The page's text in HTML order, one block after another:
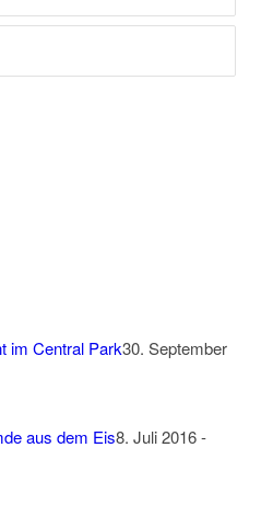
im Central Park30. September
aus dem Eis8. Juli 2016 -